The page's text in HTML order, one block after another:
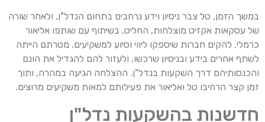
במשך הזמן, טל צבר ניסיון וידע נרחבים בתחום הנדל"ן, ולאחר שורה
של עסקאות אקזיט מוצלחות, החליט, בשיתוף עם שותפו אליאור
כרמלי, להקים חברות שיספקו ליווי וסיוע למשקיעים. מטרתם הייתה
לשתף אחרים בידע ובניסיון שרכשו, ולעזור להם להגדיל את הונם
והכנסותיהם דרך השקעות בנדל"ן. ההצלחה הגיעה במהרה, ותוך
זמן קצר הרחיבו טל ואליאור את פעילותם למאות משקיעים מרוצים.
חדשנות בהשקעות נדל"ן